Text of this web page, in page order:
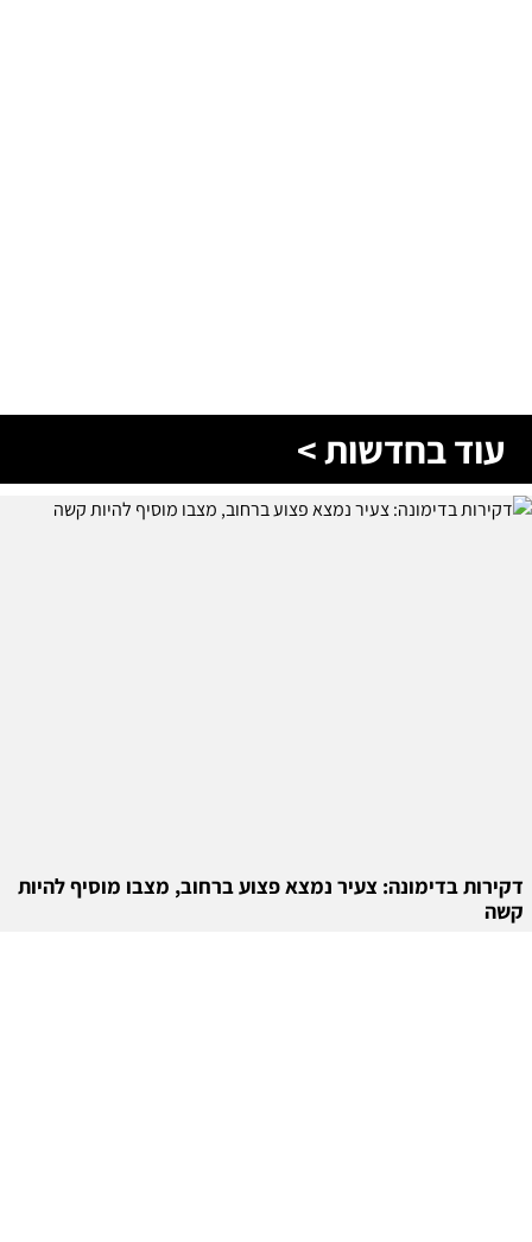
עוד בחדשות >
דקירות בדימונה: צעיר נמצא פצוע ברחוב, מצבו מוסיף להיות
קשה